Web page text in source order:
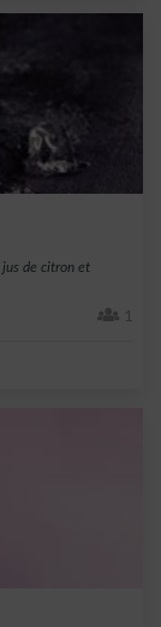
jus de citron et
1